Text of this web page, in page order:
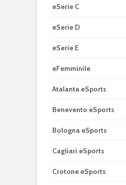
eSerie C
eSerie D
eSerie E
eFemminile
Atalanta eSports
Benevento eSports
Bologna eSports
Cagliari eSports
Crotone eSports